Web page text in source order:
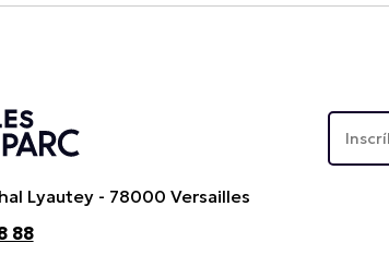
Lyautey - 78000 Versailles
88